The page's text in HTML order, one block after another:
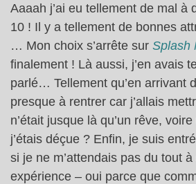
Aaaah j’ai eu tellement de mal à
10 ! Il y a tellement de bonnes
… Mon choix s’arrête sur Splash
finalement ! Là aussi, j’en avais
parlé… Tellement qu’en arrivant
presque à rentrer car j’allais
n’était jusque là qu’un rêve,
j’étais déçue ? Enfin, je suis
si je ne m’attendais pas du tout
expérience – oui parce que